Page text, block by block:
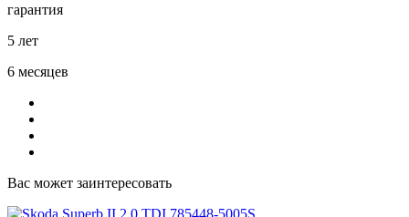
гарантия
5 лет
6 месяцев
Вас может заинтересовать